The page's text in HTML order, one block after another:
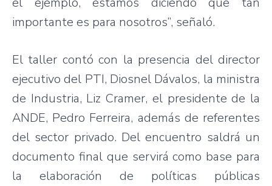
importante es para nosotros”, señaló.
El taller contó con la presencia del director
ejecutivo del PTI, Diosnel Dávalos, la ministra
de Industria, Liz Cramer, el presidente de la
ANDE, Pedro Ferreira, además de referentes
del sector privado. Del encuentro saldrá un
documento final que servirá como base para
la elaboración de políticas públicas